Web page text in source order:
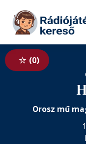
Tovább a tartalomhoz
0
Orosz mű